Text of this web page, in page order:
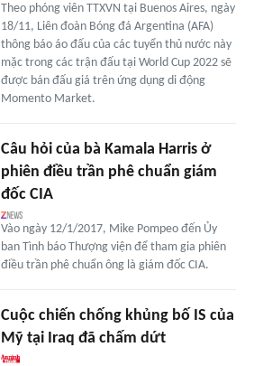
Theo phóng viên TTXVN tại Buenos Aires, ngày
18/11, Liên đoàn Bóng đá Argentina (AFA)
thông báo áo đấu của các tuyển thủ nước này
mặc trong các trận đấu tại World Cup 2022 sẽ
được bán đấu giá trên ứng dụng di động
Momento Market.
Câu hỏi của bà Kamala Harris ở
phiên điều trần phê chuẩn giám
đốc CIA
Vào ngày 12/1/2017, Mike Pompeo đến Ủy
ban Tình báo Thượng viện để tham gia phiên
điều trần phê chuẩn ông là giám đốc CIA.
Cuộc chiến chống khủng bố IS của
Mỹ tại Iraq đã chấm dứt